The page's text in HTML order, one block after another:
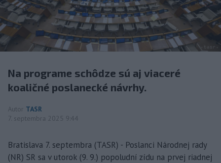
Na programe schôdze sú aj viaceré
koaličné poslanecké návrhy.
Autor TASR
7. septembra 2025 9:44
Bratislava 7. septembra (TASR) - Poslanci Národnej rady
(NR) SR sa v utorok (9. 9.) popoludní zídu na prvej riadnej